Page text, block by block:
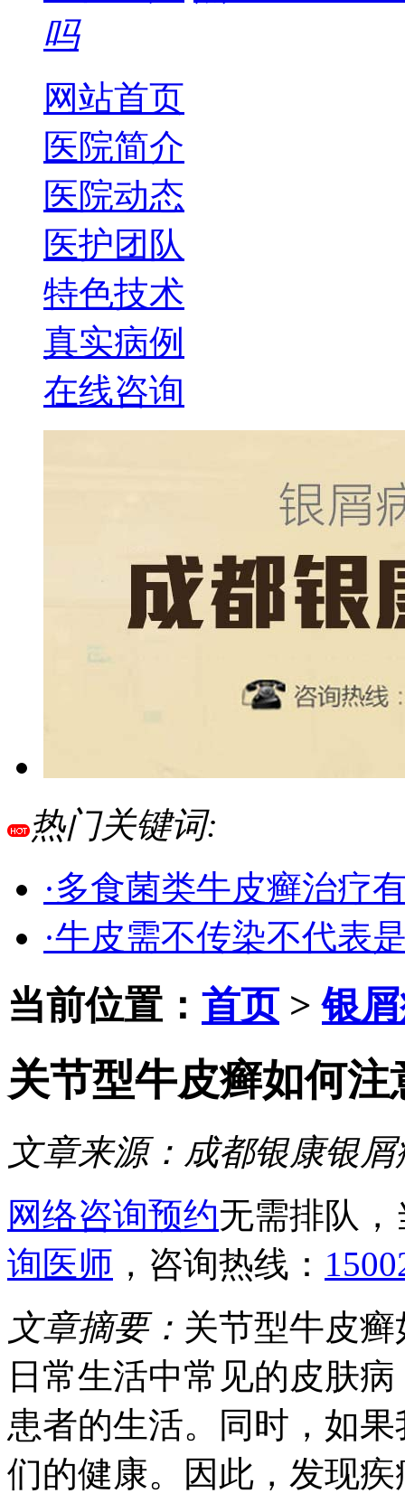
吗
网站首页
医院简介
医院动态
医护团队
特色技术
真实病例
在线咨询
热门关键词:
·多食菌类牛皮癣治疗
·牛皮需不传染不代表
当前位置： 首页>银
关节型牛皮癣如何注
文章来源： 成都银康银
网络咨询预约无需排队
询医师 ，咨询热线：
文章摘要： 关节型牛皮
日常生活中常见的皮肤
患者的生活。同时，如
们的健康。因此，发现疾